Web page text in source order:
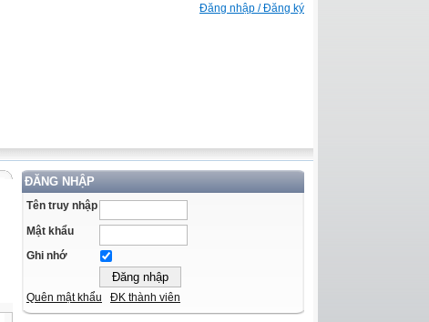
Đăng nhập / Đăng ký
ĐĂNG NHẬP
Tên truy nhập
Mật khẩu
Ghi nhớ
Quên mật khẩu ĐK thành viên